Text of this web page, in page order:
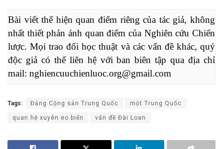
Bài viết thể hiện quan điểm riêng của tác giả, không
nhất thiết phản ánh quan điểm của Nghiên cứu Chiến
lược. Mọi trao đổi học thuật và các vấn đề khác, quý
độc giả có thể liên hệ với ban biên tập qua địa chỉ
mail: nghiencuuchienluoc.org@gmail.com
Tags: Đảng Cộng sản Trung Quốc một Trung Quốc
quan hệ xuyên eo biển vấn đề Đài Loan